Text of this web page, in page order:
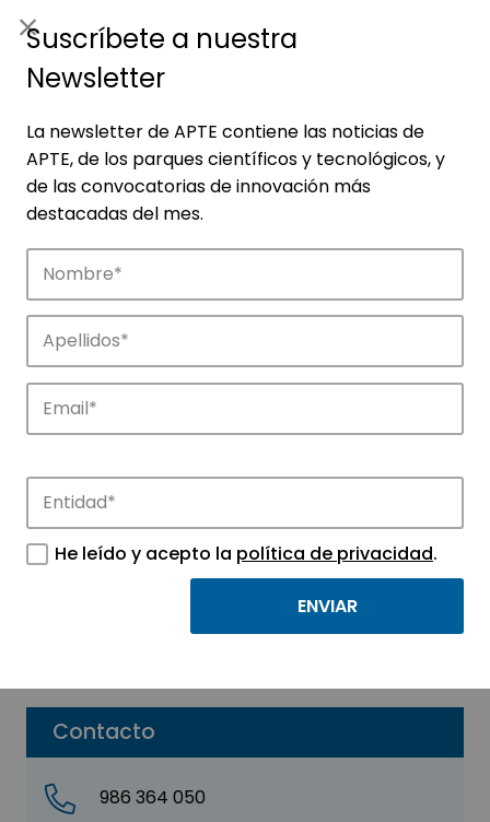
Empresas
Descubre las empresas que impulsan la
innovación en los parques de APTE.
Contacto
986 364 050
SHR AUTOMATION SL
INDUSTRIAL
Tecnología industriales
Suscríbete a nuestra
Newsletter
La newsletter de APTE contiene las noticias de
APTE, de los parques científicos y tecnológicos, y
de las convocatorias de innovación más
destacadas del mes.
He leído y acepto la política de privacidad.